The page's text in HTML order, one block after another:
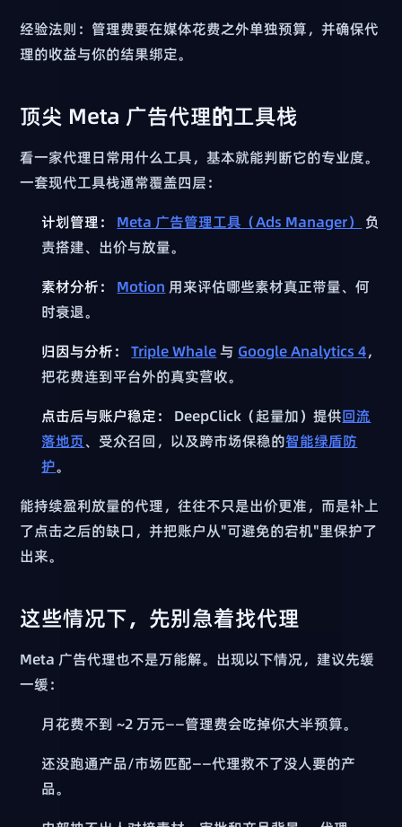
经验法则：管理费要在媒体花费之外单独预算，并确保代
理的收益与你的结果绑定。
顶尖 Meta 广告代理的工具栈
看一家代理日常用什么工具，基本就能判断它的专业度。
一套现代工具栈通常覆盖四层：
计划管理：
Meta 广告管理工具（Ads Manager）
负
责搭建、出价与放量。
素材分析：
Motion 用来评估哪些素材真正带量、何
时衰退。
归因与分析：
Triple Whale与 Google Analytics 4，
把花费连到平台外的真实营收。
点击后与账户稳定：
DeepClick（起量加）提供回流
落地页、受众召回，以及跨市场保稳的智能绿盾防
护。
能持续盈利放量的代理，往往不只是出价更准，而是补上
了点击之后的缺口，并把账户从"可避免的宕机"里保护了
出来。
这些情况下，先别急着找代理
Meta 广告代理也不是万能解。出现以下情况，建议先缓
一缓：
月花费不到 ~2 万元——管理费会吃掉你大半预算。
还没跑通产品/市场匹配——代理救不了没人要的产
品。